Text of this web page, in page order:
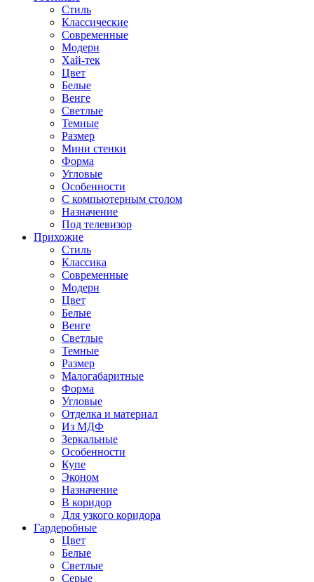
Стиль
Классические
Современные
Модерн
Хай-тек
Цвет
Белые
Венге
Светлые
Темные
Размер
Мини стенки
Форма
Угловые
Особенности
С компьютерным столом
Назначение
Под телевизор
Прихожие
Стиль
Классика
Современные
Модерн
Цвет
Белые
Венге
Светлые
Темные
Размер
Малогабаритные
Форма
Угловые
Отделка и материал
Из МДФ
Зеркальные
Особенности
Купе
Эконом
Назначение
В коридор
Для узкого коридора
Гардеробные
Цвет
Белые
Светлые
Серые